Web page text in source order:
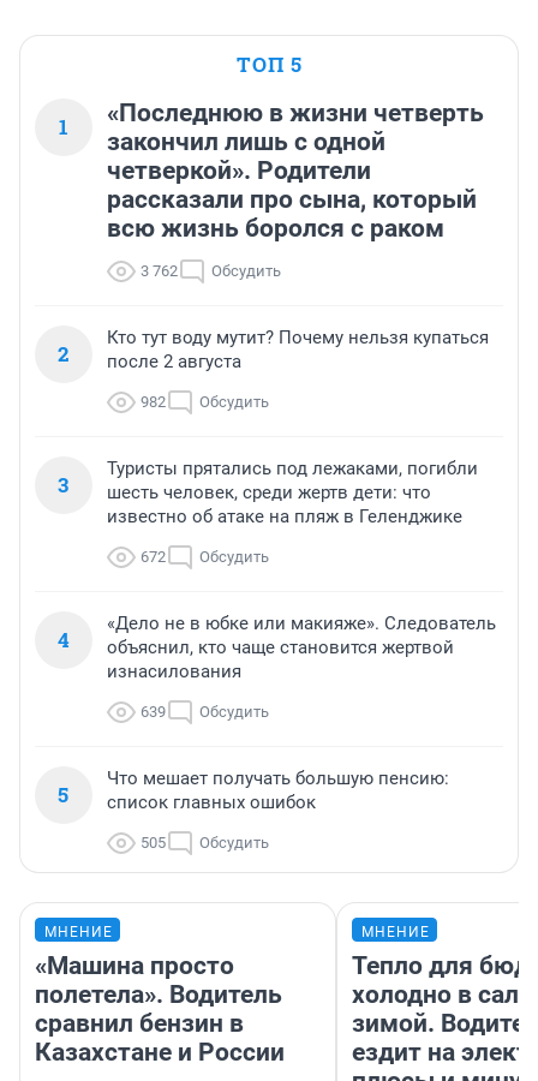
ТОП 5
1
«Последнюю в жизни четверть
закончил лишь с одной
четверкой». Родители
рассказали про сына, который
всю жизнь боролся с раком
3 762 Обсудить
2
Кто тут воду мутит? Почему нельзя купаться
после 2 августа
982 Обсудить
3
Туристы прятались под лежаками, погибли
шесть человек, среди жертв дети: что
известно об атаке на пляж в Геленджике
672 Обсудить
4
«Дело не в юбке или макияже». Следователь
объяснил, кто чаще становится жертвой
изнасилования
639 Обсудить
5
Что мешает получать большую пенсию:
список главных ошибок
505 Обсудить
МНЕНИЕ
«Машина просто
полетела». Водитель
сравнил бензин в
Казахстане и России
МНЕНИЕ
Тепло для
холодно в
зимой.
ездит на